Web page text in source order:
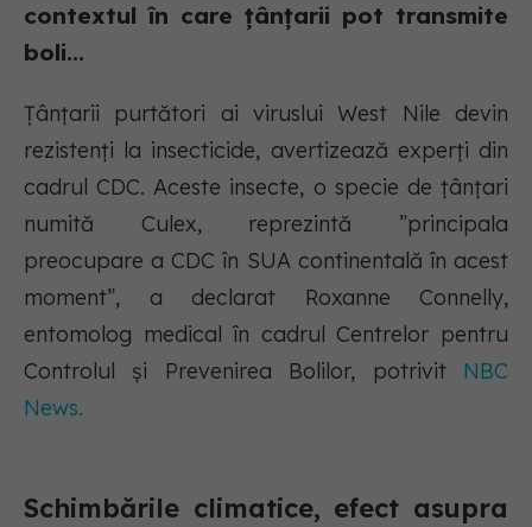
contextul în care țânțarii pot transmite
boli...
Țânțarii purtători ai viruslui West Nile devin
rezistenți la insecticide, avertizează experți din
cadrul CDC. Aceste insecte, o specie de țânțari
numită Culex, reprezintă ”principala
preocupare a CDC în SUA continentală în acest
moment”, a declarat Roxanne Connelly,
entomolog medical în cadrul Centrelor pentru
Controlul și Prevenirea Bolilor, potrivit NBC
News.
Schimbările climatice, efect asupra